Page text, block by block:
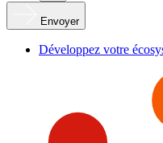
Envoyer
Développez votre